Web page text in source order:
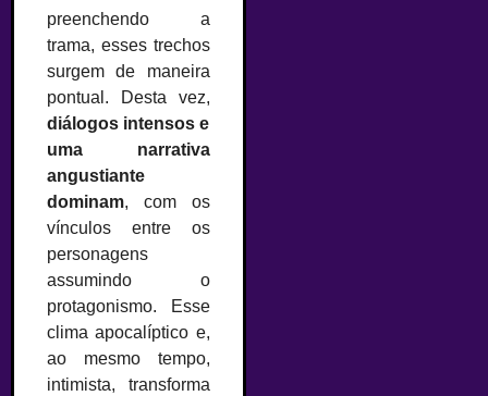
preenchendo a
trama, esses trechos
surgem de maneira
pontual. Desta vez,
diálogos intensos e
uma narrativa
angustiante
dominam, com os
vínculos entre os
personagens
assumindo o
protagonismo. Esse
clima apocalíptico e,
ao mesmo tempo,
intimista, transforma